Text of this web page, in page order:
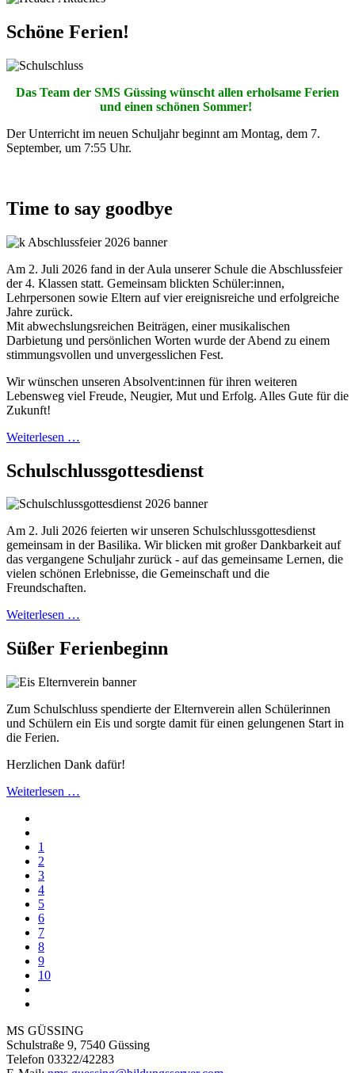
Schöne Ferien!
Das Team der SMS Güssing wünscht allen erholsame Ferien
und einen schönen Sommer!
Der Unterricht im neuen Schuljahr beginnt am Montag, dem 7.
September, um 7:55 Uhr.
Time to say goodbye
Am 2. Juli 2026 fand in der Aula unserer Schule die Abschlussfeier
der 4. Klassen statt. Gemeinsam blickten Schüler:innen,
Lehrpersonen sowie Eltern auf vier ereignisreiche und erfolgreiche
Jahre zurück.
Mit abwechslungsreichen Beiträgen, einer musikalischen
Darbietung und persönlichen Worten wurde der Abend zu einem
stimmungsvollen und unvergesslichen Fest.
Wir wünschen unseren Absolvent:innen für ihren weiteren
Lebensweg viel Freude, Neugier, Mut und Erfolg. Alles Gute für die
Zukunft!
Weiterlesen …
Schulschlussgottesdienst
Am 2. Juli 2026 feierten wir unseren Schulschlussgottesdienst
gemeinsam in der Basilika. Wir blicken mit großer Dankbarkeit auf
das vergangene Schuljahr zurück - auf das gemeinsame Lernen, die
vielen schönen Erlebnisse, die Gemeinschaft und die
Freundschaften.
Weiterlesen …
Süßer Ferienbeginn
Zum Schulschluss spendierte der Elternverein allen Schülerinnen
und Schülern ein Eis und sorgte damit für einen gelungenen Start in
die Ferien.
Herzlichen Dank dafür!
Weiterlesen …
1
2
3
4
5
6
7
8
9
10
MS GÜSSING
Schulstraße 9, 7540 Güssing
Telefon 03322/42283